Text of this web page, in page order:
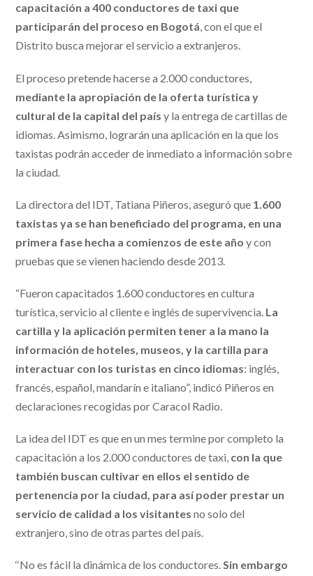
capacitación a 400 conductores de taxi que
participarán del proceso en Bogotá, con el que el
Distrito busca mejorar el servicio a extranjeros.
El proceso pretende hacerse a 2.000 conductores,
mediante la apropiación de la oferta turística y
cultural de la capital del paísy la entrega de cartillas de
idiomas. Asimismo, lograrán una aplicación en la que los
taxistas podrán acceder de inmediato a información sobre
la ciudad.
La directora del IDT, Tatiana Piñeros, aseguró que 1.600
taxistas ya se han beneficiado del programa, en una
primera fase hecha a comienzos de este añoy con
pruebas que se vienen haciendo desde 2013.
“Fueron capacitados 1.600 conductores en cultura
turística, servicio al cliente e inglés de supervivencia. La
cartilla y la aplicación permiten tener a la mano la
información de hoteles, museos, y la cartilla para
interactuar con los turistas en cinco idiomas: inglés,
francés, español, mandarín e italiano”, indicó Piñeros en
declaraciones recogidas por Caracol Radio.
La idea del IDT es que en un mes termine por completo la
capacitación a los 2.000 conductores de taxi, con la que
también buscan cultivar en ellos el sentido de
pertenencia por la ciudad, para así poder prestar un
servicio de calidad a los visitantesno solo del
extranjero, sino de otras partes del país.
‘‘No es fácil la dinámica de los conductores.Sin embargo